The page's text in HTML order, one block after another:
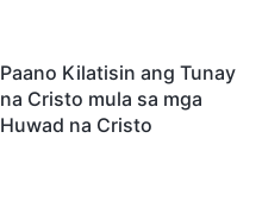
Paano Kilatisin ang Tunay
na Cristo mula sa mga
Huwad na Cristo